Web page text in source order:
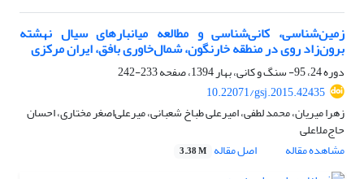
زمین‌شناسی، کانی‌شناسی و مطالعه‌ میانبارهای سیال نهشته‌
برون‌زاد روی در منطقه‌ خارنگون، شمال‌خاوری بافق، ایران مرکزی
دوره 24، 95- سنگ و کانی، بهار 1394، صفحه
233-242
10.22071/gsj.2015.42435
زهرا میریان، محمد لطفی، امیرعلی طباخ شعبانی، میرعلی‌اصغر مختاری، احسان
حاج‌ملاعلی
مشاهده مقاله
اصل مقاله 3.38 M